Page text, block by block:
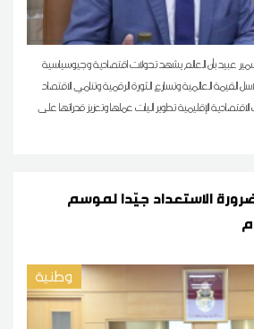
سمير عبيد بأن العالم يشهد تحولات اقتصادية وجيوسياسية
العالمية وتسارع الثورة الرقمية وتنامي الاقتصاد
الإقليمية تطوير آليات عملها وتعزيز قدراتها على
الاستعداد جيّدا لموسم
وطنية